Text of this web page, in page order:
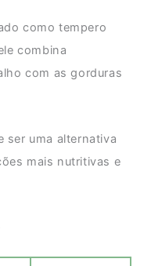
como tempero
combina
com as gorduras
ser uma alternativa
mais nutritivas e